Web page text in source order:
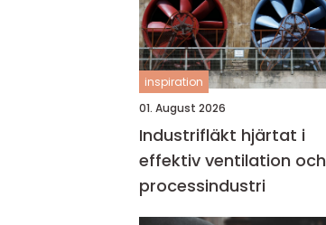
inspiration
01. August 2026
Industrifläkt hjärtat i
effektiv ventilation och
processindustri